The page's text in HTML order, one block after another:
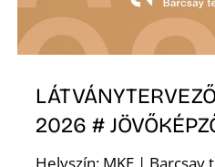
2026 #
Helyszín: MKE | Barcsay